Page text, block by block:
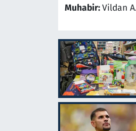
Muhabir:Vildan